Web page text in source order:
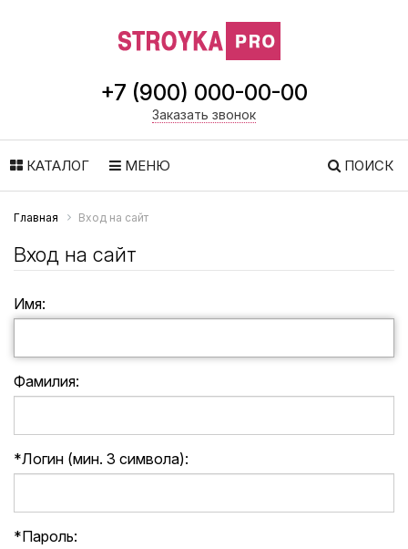
+7 (900) 000-00-00
Заказать звонок
КАТАЛОГ МЕНЮ ПОИСК
Главная Вход на сайт
Вход на сайт
Имя:
Фамилия:
*Логин (мин. 3 символа):
*Пароль: